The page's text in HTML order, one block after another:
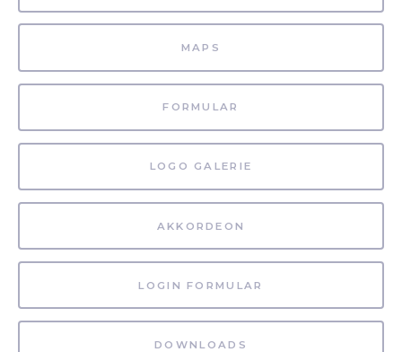
MAPS
FORMULAR
LOGO GALERIE
AKKORDEON
LOGIN FORMULAR
DOWNLOADS